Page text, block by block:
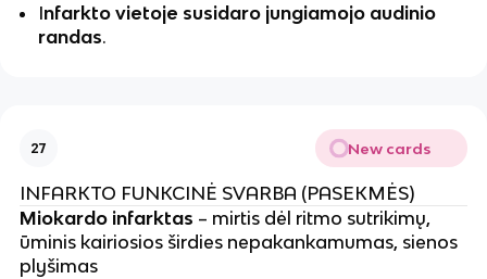
Infarkto vietoje susidaro jungiamojo audinio
randas.
27 New cards
INFARKTO FUNKCINĖ SVARBA (PASEKMĖS)
Miokardo infarktas – mirtis dėl ritmo sutrikimų,
ūminis kairiosios širdies nepakankamumas, sienos
plyšimas